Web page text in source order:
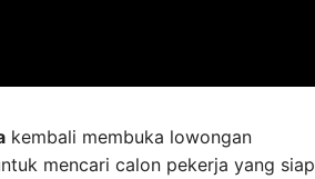
kembali membuka lowongan
mencari calon pekerja yang siap